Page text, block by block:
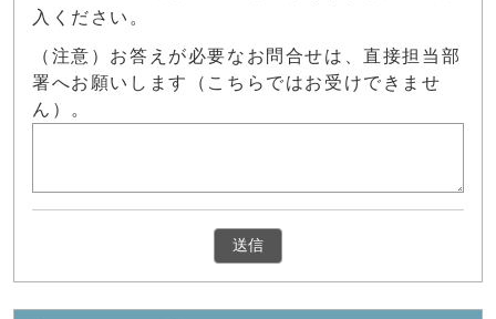
入ください。
（注意）お答えが必要なお問合せは、直接担当部
署へお願いします（こちらではお受けできませ
ん）。